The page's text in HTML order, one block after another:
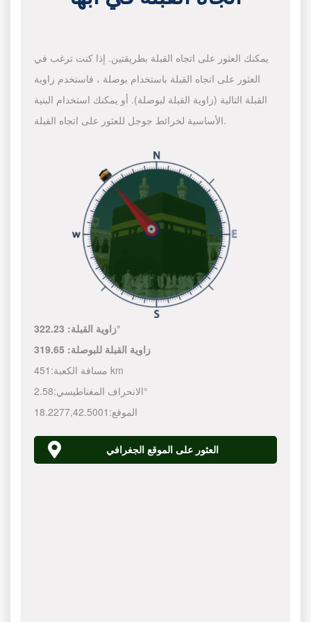
يمكنك العثور على اتجاه القبلة بطريقتين. إذا كنت ترغب في
العثور على اتجاه القبلة باستخدام بوصلة ، فاستخدم زاوية
القبلة التالية (زاوية القبلة لبوصلة). أو يمكنك استخدام البنية
الأساسية لخرائط جوجل للعثور على اتجاه القبلة.
زاوية القبلة:322.23°
زاوية القبلة للبوصلة: 319.65
مسافة الكعبة: 451 km
الانحراف المغناطيسي:2.58°
الموقع:
18.2277,42.5001
العثور على الموقع الجغرافي